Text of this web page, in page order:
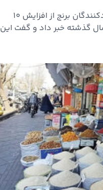
رئیس هیئت مدیره انجمن واردکنندگان برنج از افزایش ۱۰
گذشته خبر داد و گفت این